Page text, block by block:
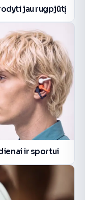
jau rugpjūtį
ir sportui